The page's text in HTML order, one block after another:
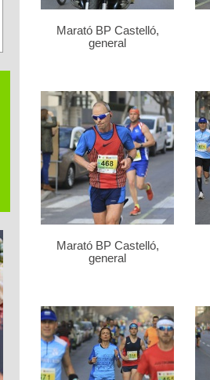
Marató BP Castelló,
general
Marató BP Castelló,
general